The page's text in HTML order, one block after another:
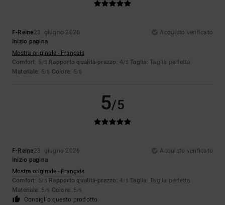
F-Reine23. giugno 2026
Acquisto verificato
Inizio pagina
Mostra originale - Français
Comfort: 5/5 Rapporto qualità-prezzo: 4/5 Taglia: Taglia perfetta
Materiale: 5/5 Colore: 5/5
5/5
F-Reine23. giugno 2026
Acquisto verificato
Inizio pagina
Mostra originale - Français
Comfort: 5/5 Rapporto qualità-prezzo: 4/5 Taglia: Taglia perfetta
Materiale: 5/5 Colore: 5/5
Consiglio questo prodotto